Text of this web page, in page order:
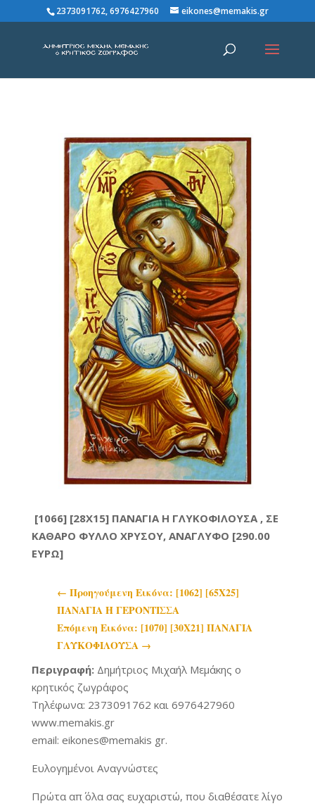
2373091762, 6976427960 eikones@memakis.gr
[1066] [28Χ15] ΠΑΝΑΓΙΑ Η ΓΛΥΚΟΦΙΛΟΥΣΑ , ΣΕ
ΚΑΘΑΡΟ ΦΥΛΛΟ ΧΡΥΣΟΥ, ΑΝΑΓΛΥΦΟ [290.00
ΕΥΡΩ]
← Προηγoύμενη Εικόνα: [1062] [65Χ25]
ΠΑΝΑΓΙΑ Η ΓΕΡΟΝΤΙΣΣΑ
Επόμενη Εικόνα: [1070] [30Χ21] ΠΑΝΑΓΙΑ
ΓΛΥΚΟΦΙΛΟΥΣΑ→
Περιγραφή:Δημήτριος Μιχαήλ Μεμάκης ο
κρητικός ζωγράφος
Τηλέφωνα: 2373091762 και 6976427960
www.memakis.gr
email: eikones@memakis gr.
Ευλογημένοι Αναγνώστες
Πρώτα απ΄ όλα σας ευχαριστώ, που διαθέσατε λίγο